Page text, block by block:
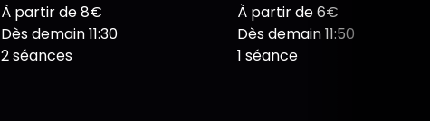
À partir de 8€
Dès demain 11:30
2 séances
À partir de 6€
Dès demain 11:50
1 séance